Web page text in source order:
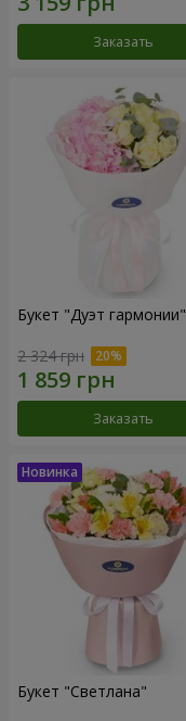
Заказать
Букет "Дуэт гармонии"
2 324 грн
Заказать
Букет "Светлана"